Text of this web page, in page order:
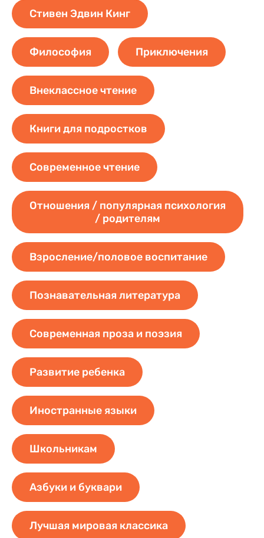
Стивен Эдвин Кинг
Философия Приключения
Внеклассное чтение
Книги для подростков
Cовременное чтение
Отношения / популярная психология
/ родителям
Взросление/половое воспитание
Познавательная литература
Современная проза и поэзия
Развитие ребенка
Иностранные языки
Школьникам
Азбуки и буквари
Лучшая мировая классика